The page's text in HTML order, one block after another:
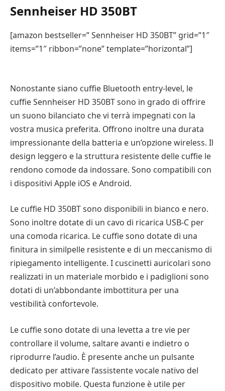
Sennheiser HD 350BT
[amazon bestseller=” Sennheiser HD 350BT” grid=”1″
items=”1″ ribbon=”none” template=”horizontal”]
Nonostante siano cuffie Bluetooth entry-level, le
cuffie Sennheiser HD 350BT sono in grado di offrire
un suono bilanciato che vi terrà impegnati con la
vostra musica preferita. Offrono inoltre una durata
impressionante della batteria e un’opzione wireless. Il
design leggero e la struttura resistente delle cuffie le
rendono comode da indossare. Sono compatibili con
i dispositivi Apple iOS e Android.
Le cuffie HD 350BT sono disponibili in bianco e nero.
Sono inoltre dotate di un cavo di ricarica USB-C per
una comoda ricarica. Le cuffie sono dotate di una
finitura in similpelle resistente e di un meccanismo di
ripiegamento intelligente. I cuscinetti auricolari sono
realizzati in un materiale morbido e i padiglioni sono
dotati di un’abbondante imbottitura per una
vestibilità confortevole.
Le cuffie sono dotate di una levetta a tre vie per
controllare il volume, saltare avanti e indietro o
riprodurre l’audio. È presente anche un pulsante
dedicato per attivare l’assistente vocale nativo del
dispositivo mobile. Questa funzione è utile per